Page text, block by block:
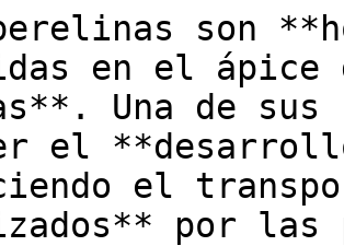
son
en el
Una de
el
el
por